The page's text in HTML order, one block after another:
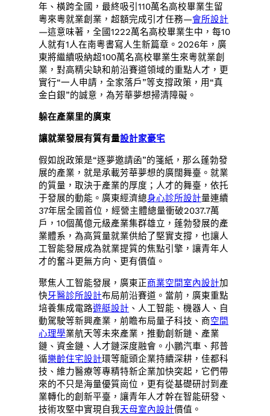
年、橫跨全國，最終吸引110萬名高校畢業生留
粵來粵就業創業，超額完成引才任務—會所設計
—這意味著，全國1222萬名高校畢業生中，每10
人就有1人在南粵書寫人生新篇章。2026年，廣
東將繼續吸納超100萬名高校畢業生來粵就業創
業，對高精尖缺和前沿賽道領域的重點人才，更
實行“一人申請，全家落戶”等支撐政策，用“真
金白銀”的誠意，為芳華夢想掃清障礙。
躲在產業里的廣東
讓就業發展有質有量設計家豪宅
假如說政策是“逐夢邀請函”的箋紙，那么蓬勃發
展的產業，就是承載芳華夢想的廣闊舞臺。就業
的質量，取決于產業的厚度；人才的舞臺，依托
于發展的動能。廣東經濟總身心診所設計量連續
37年居全國首位，經營主體總量衝破2037.7萬
戶，10個萬億元級產業集群雄立，蓬勃發展的產
業體系，為高質量就業供給了堅實支撐，也讓人
工智能發展成為就業提質的焦點引擎，讓青年人
才的奮斗更無方向、更有價值。
聚焦人工智能發展，廣東正商業空間室內設計加
快牙醫診所設計布局前沿賽道。當前，廣東重點
培養集成電路遊艇設計 、人工智能、機器人、自
動駕駛等新興產業，前瞻布局量子科技、商空間
心理學業航天等未來產業，推動創新鏈、產業
鏈、資金鏈、人才鏈深度融會。小鵬汽車、邦普
循樂齡住宅設計環等龍頭企業持續深耕，佳都科
技、維力醫療等專精特新企業加快突起，它們帶
來的不只是海量優質崗位，更有從基礎研討到產
業轉化的創新平臺，讓青年人才幹在智能研發、
技術攻堅中實現自我天母室內設計價值。